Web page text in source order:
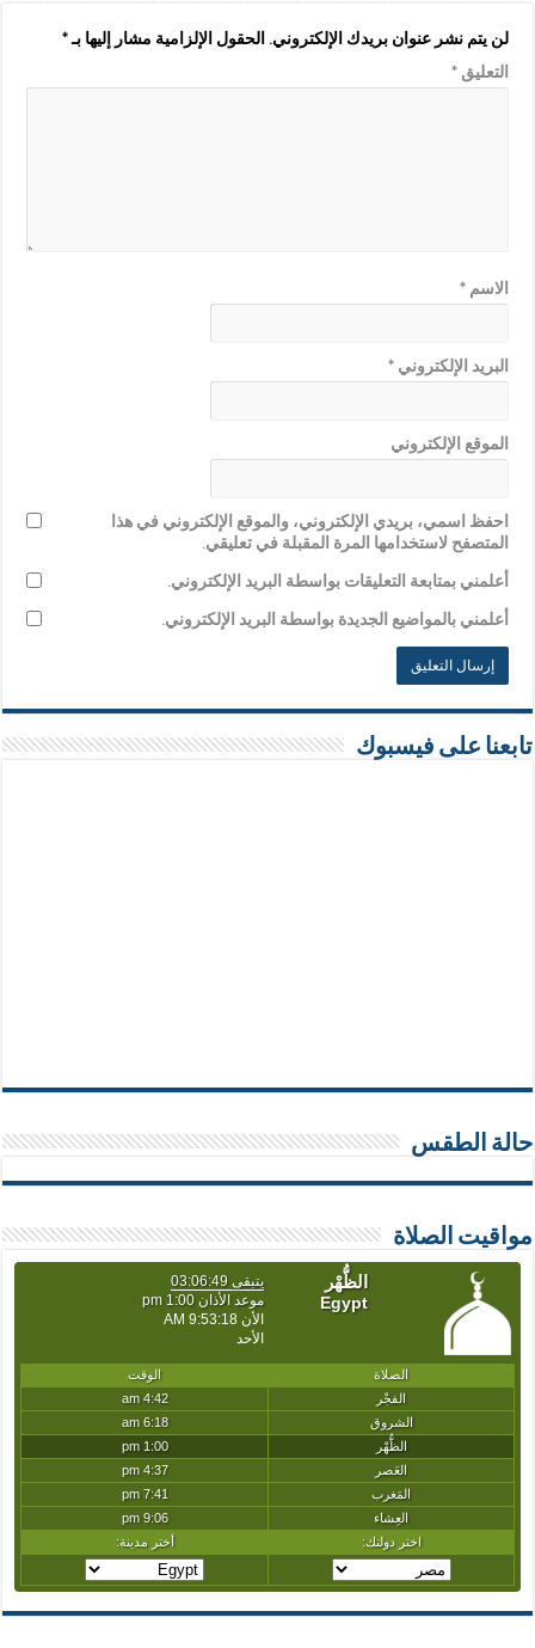
لن يتم نشر عنوان بريدك الإلكتروني. الحقول الإلزامية مشار إليها بـ*
التعليق*
الاسم*
البريد الإلكتروني*
الموقع الإلكتروني
احفظ اسمي، بريدي الإلكتروني، والموقع الإلكتروني في هذا
المتصفح لاستخدامها المرة المقبلة في تعليقي.
أعلمني بمتابعة التعليقات بواسطة البريد الإلكتروني.
أعلمني بالمواضيع الجديدة بواسطة البريد الإلكتروني.
تابعنا على فيسبوك
حالة الطقس
مواقيت الصلاة